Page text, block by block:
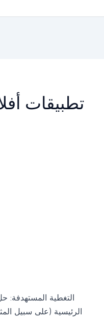
تطبيقات
التغطية المستهدفة:
الرئيسية (على سبيل